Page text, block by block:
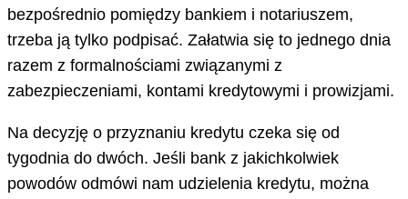
bezpośrednio pomiędzy bankiem i notariuszem,
trzeba ją tylko podpisać. Załatwia się to jednego dnia
razem z formalnościami związanymi z
zabezpieczeniami, kontami kredytowymi i prowizjami.
Na decyzję o przyznaniu kredytu czeka się od
tygodnia do dwóch. Jeśli bank z jakichkolwiek
powodów odmówi nam udzielenia kredytu, można